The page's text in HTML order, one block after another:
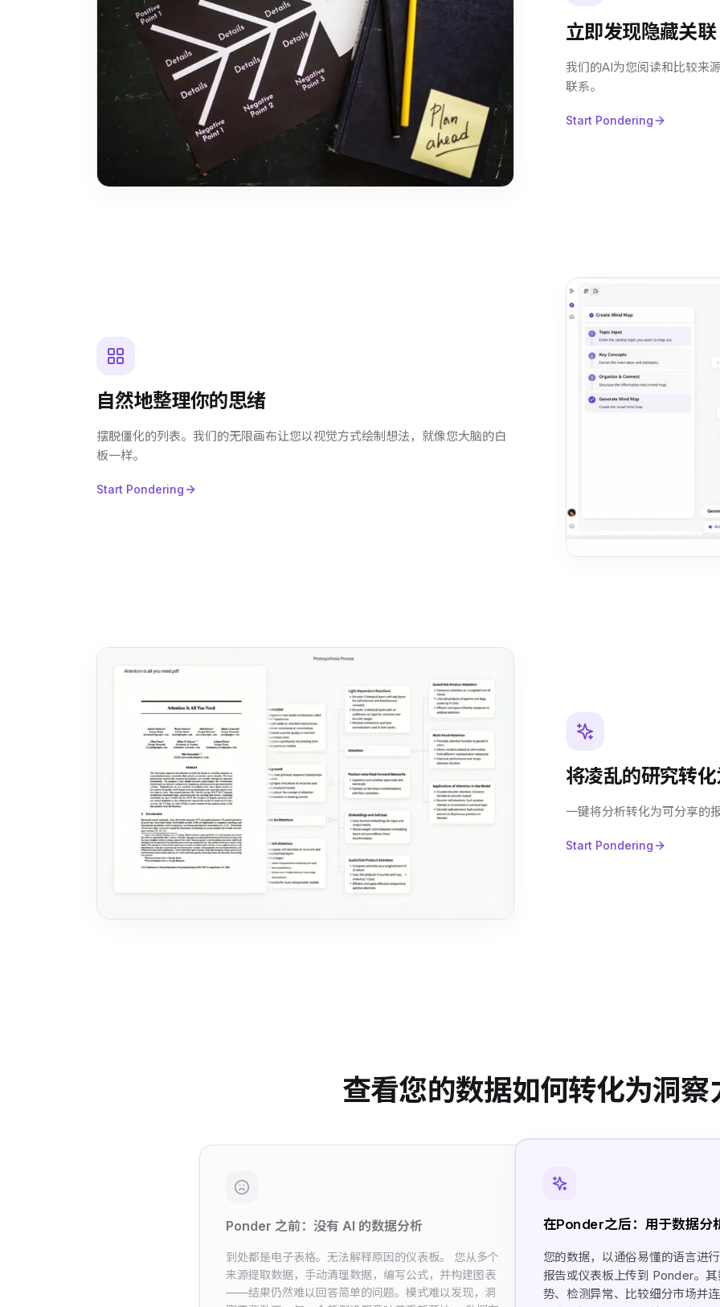
立即发现隐藏关联
我们的AI为您阅读和比较来
联系。
Start Pondering
自然地整理你的思绪
摆脱僵化的列表。我们的无限画布让您以视觉方式绘制想法，就像您大脑的白
板一样。
Start Pondering
将凌乱的研究转
一键将分析转化为可分享的
Start Pondering
查看您的数据如何转化为洞察
Ponder 之前：没有 AI 的数据分析
到处都是电子表格。无法解释原因的仪表板。 您从多个
来源提取数据，手动清理数据，编写公式，并构建图表
——结果仍然难以回答简单的问题。模式难以发现，洞
在Ponder之后：用于数据分
您的数据，以通俗易懂的语言进
报告或仪表板上传到 Ponder。
势、检测异常、比较细分市场并